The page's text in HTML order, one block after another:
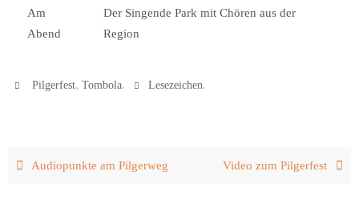
Am
Abend
Der Singende Park mit Chören aus der
Region
Pilgerfest,Tombola. Lesezeichen.
Audiopunkte am Pilgerweg Video zum Pilgerfest